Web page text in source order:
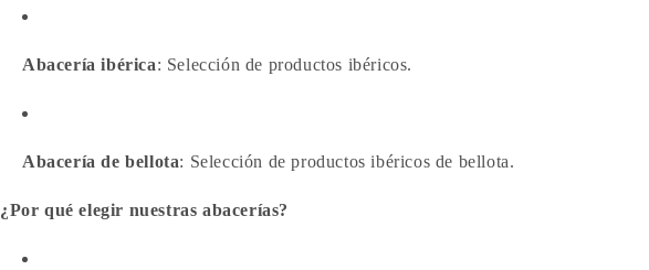
Abacería ibérica: Selección de productos ibéricos.
Abacería de bellota: Selección de productos ibéricos de bellota.
¿Por qué elegir nuestras abacerías?